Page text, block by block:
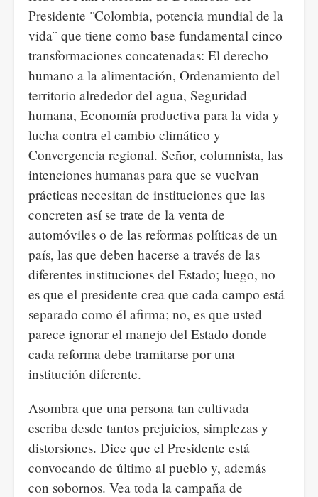
Presidente ¨Colombia, potencia mundial de la
vida¨ que tiene como base fundamental cinco
transformaciones concatenadas: El derecho
humano a la alimentación, Ordenamiento del
territorio alrededor del agua, Seguridad
humana, Economía productiva para la vida y
lucha contra el cambio climático y
Convergencia regional. Señor, columnista, las
intenciones humanas para que se vuelvan
prácticas necesitan de instituciones que las
concreten así se trate de la venta de
automóviles o de las reformas políticas de un
país, las que deben hacerse a través de las
diferentes instituciones del Estado; luego, no
es que el presidente crea que cada campo está
separado como él afirma; no, es que usted
parece ignorar el manejo del Estado donde
cada reforma debe tramitarse por una
institución diferente.
Asombra que una persona tan cultivada
escriba desde tantos prejuicios, simplezas y
distorsiones. Dice que el Presidente está
convocando de último al pueblo y, además
con sobornos. Vea toda la campaña de